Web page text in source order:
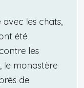
les chats,
été
les
le monastère
de